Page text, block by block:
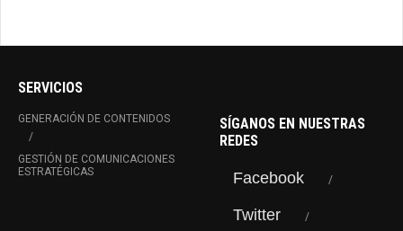
SERVICIOS
GENERACIÓN DE CONTENIDOS
GESTIÓN DE COMUNICACIONES
ESTRATÉGICAS
SÍGANOS EN NUESTRAS
REDES
Facebook
Twitter